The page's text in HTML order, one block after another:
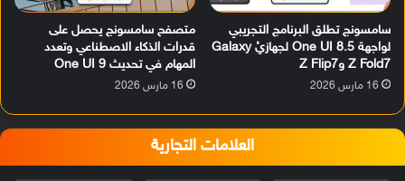
سامسونج تطلق البرنامج التجريبي
لواجهة One UI 8.5 لجهازيْ Galaxy
Z Fold7 وZ Flip7
16 مارس 2026
متصفح سامسونج يحصل على
قدرات الذكاء الاصطناعي وتعدد
المهام في تحديث One UI 9
16 مارس 2026
العلامات التجارية